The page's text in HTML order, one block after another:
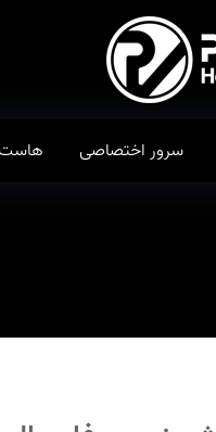
سرور اختصاصی هاست